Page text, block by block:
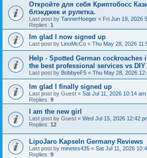
Откройте для себя Криптобосс
блэкджек и рулетка.
Last post by TannerHoeger « Fri Jun 19, 2026
Replies: 1
Im glad I now signed up
Last post by LinoMcCo « Thu May 28, 2026
Help - Spotted German cockroaches
the best professional services vs
Last post by BobbyeF5 « Thu May 28, 2026
Im glad I finally signed up
Last post by Guest « Sat Jul 11, 2026 10:14 am
Replies: 9
I am the new girl
Last post by Guest « Wed Jul 15, 2026 12:42
Replies: 12
LipoJaro Kapseln Germany Reviews
Last post by minetes435 « Sat Jul 11, 2026
Replies: 9